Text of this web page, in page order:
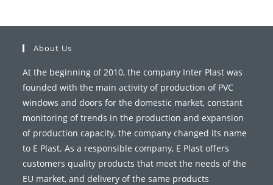
About Us
At the beginning of 2010, the company Inter Plast was
founded with the main activity of production of PVC
windows and doors for the domestic market, constant
monitoring of trends in the production and expansion
of production capacity, the company changed its name
to E Plast. As a responsible company, E Plast offers
customers quality products that meet the needs of the
EU market, and delivery of the same products